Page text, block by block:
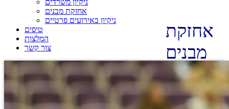
ניקיון משרדים
אחזקת מבנים
ניקיון באירועים פרטיים
טיפים
המלצות
צור קשר
אחזקת
מבנים